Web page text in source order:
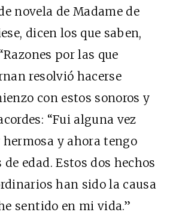
novela de Madame de
dicen los que saben,
por las que
resolvió hacerse
con estos sonoros y
“Fui alguna vez
y ahora tengo
edad. Estos dos hechos
han sido la causa
sentido en mi vida.”